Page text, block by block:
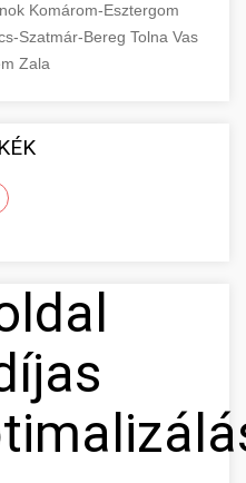
Komárom-Esztergom
Szatmár-Bereg Tolna Vas
Zala